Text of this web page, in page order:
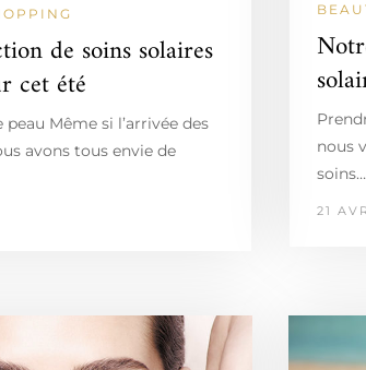
de soins solaires
cet été
Même si l’arrivée des
avons tous envie de
nous
soins…
21